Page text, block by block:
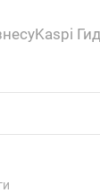
Kaspi Гид